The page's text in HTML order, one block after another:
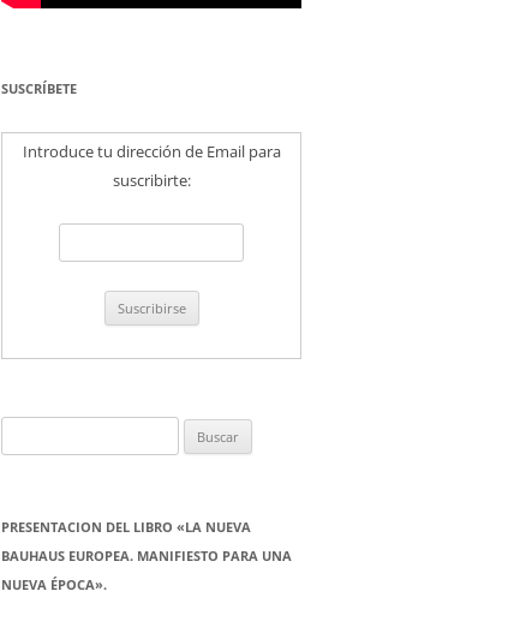
SUSCRÍBETE
Introduce tu dirección de Email para
suscribirte:
PRESENTACION DEL LIBRO «LA NUEVA
BAUHAUS EUROPEA. MANIFIESTO PARA UNA
NUEVA ÉPOCA».